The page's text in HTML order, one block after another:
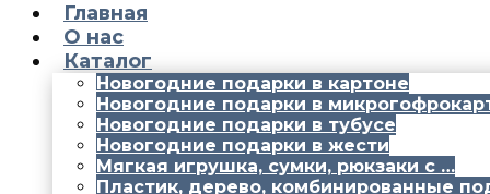
Главная
О нас
Каталог
Новогодние подарки в картоне
Новогодние подарки в
Новогодние подарки в тубусе
Новогодние подарки в жести
Мягкая игрушка, сумки, рюкзаки с …
Пластик, дерево, комбинированные